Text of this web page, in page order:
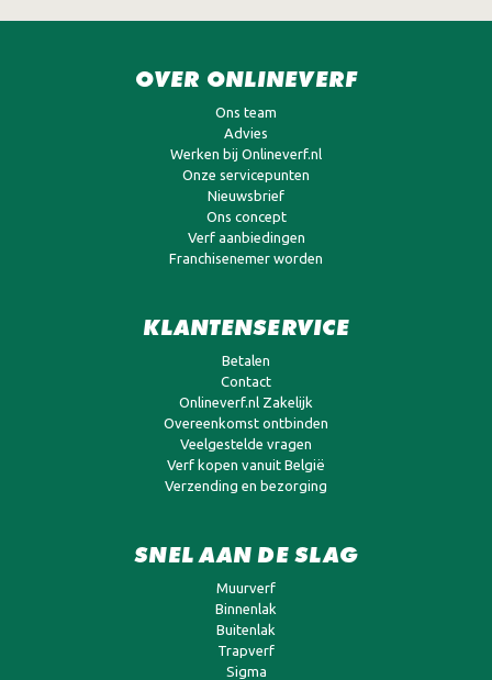
OVER ONLINEVERF
Ons team
Advies
Werken bij Onlineverf.nl
Onze servicepunten
Nieuwsbrief
Ons concept
Verf aanbiedingen
Franchisenemer worden
KLANTENSERVICE
Betalen
Contact
Onlineverf.nl Zakelijk
Overeenkomst ontbinden
Veelgestelde vragen
Verf kopen vanuit België
Verzending en bezorging
SNEL AAN DE SLAG
Muurverf
Binnenlak
Buitenlak
Trapverf
Sigma